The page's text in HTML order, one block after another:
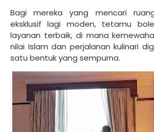
Bagi mereka yang mencari
eksklusif lagi moden, tetamu
layanan terbaik, di mana
nilai Islam dan perjalanan kulinari
satu bentuk yang sempurna.